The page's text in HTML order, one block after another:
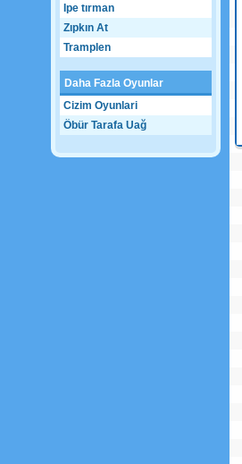
Ipe tırman
Zıpkın At
Tramplen
Daha Fazla Oyunlar
Cizim Oyunlari
Öbür Tarafa Uağ